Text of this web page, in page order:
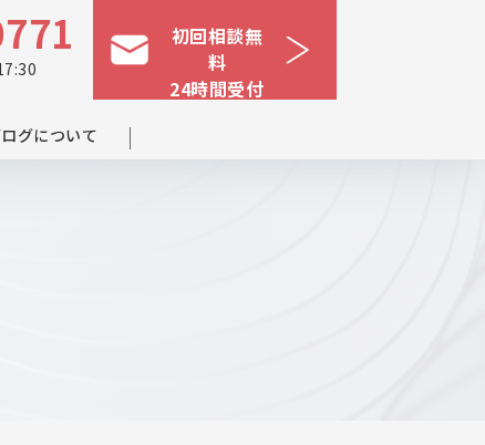
初回相談無
料
24時間受付
グについて